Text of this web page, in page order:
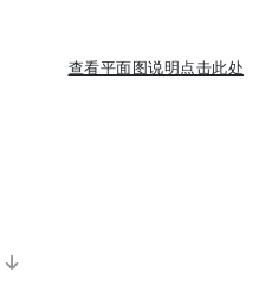
查看平面图说明点击此处